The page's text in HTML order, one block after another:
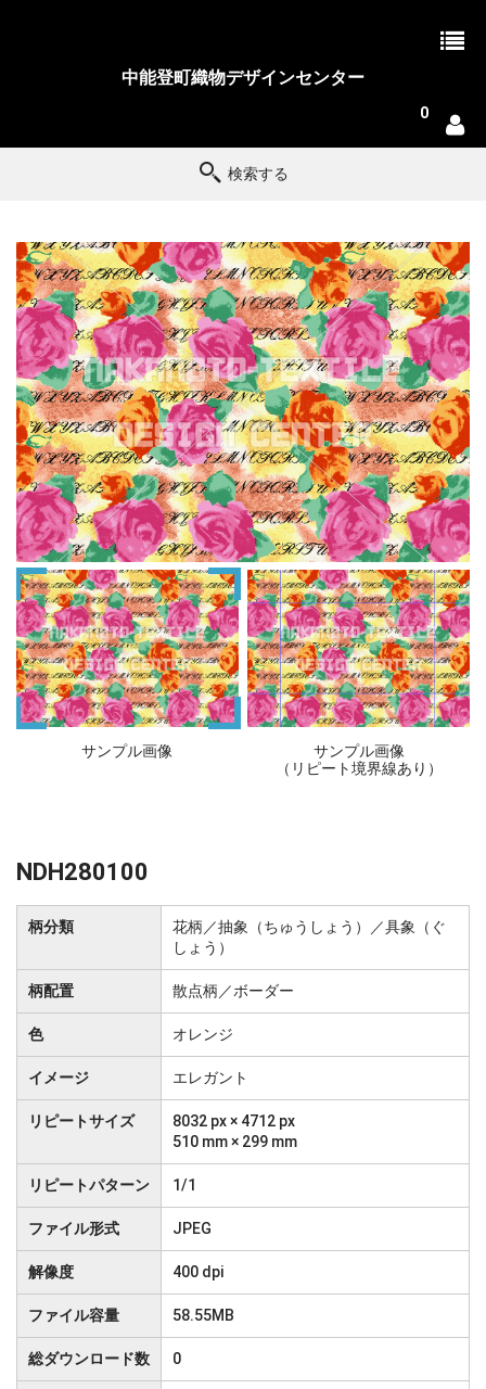
中能登町織物デザインセンター
0
検索する
サンプル画像
サンプル画像
（リピート境界線あり）
NDH280100
柄分類
花柄／抽象（ちゅうしょう）／具象（ぐ
しょう）
柄配置 散点柄／ボーダー
色 オレンジ
イメージ エレガント
リピートサイズ
8032 px × 4712 px
510 mm × 299 mm
リピートパターン 1/1
ファイル形式 JPEG
解像度 400 dpi
ファイル容量 58.55MB
総ダウンロード数 0